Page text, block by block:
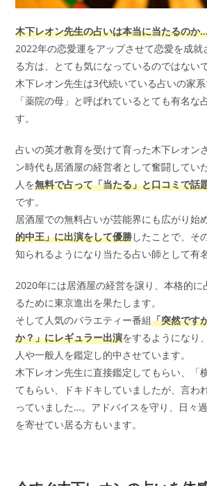
木下レオン先生の占いは本当に当たるのか
2022年の恋愛運をアップさせて恋愛を成就
る方は、とても気になっているのではない
木下レオン先生は3代続いている占いの家
「薬院の母」と呼ばれているとても有名な
す。
占いの英才教育を受けて育った木下レオン
ン時代も居酒屋の経営者として奮闘してい
人を無料で占って「当たる」と口コミで話
です。
居酒屋での無料占いが芸能界にも広がり始
的中王」に出演をして優勝したことで、そ
知られるようになり当たる占い師として有
2020年には居酒屋の経営を譲り、本格的に
るために東京進出を果たします。
そして人気のバラエティー番組「突然です
か？」にレギュラー出演をするようになり
人や一般人を鑑定し的中させています。
木下レオン先生に直接鑑定してもらい、「
てもらい、ドキドキしていましたが、言わ
っていました…。アドバイスを守り、日々
を寄せてい居る方もいます。